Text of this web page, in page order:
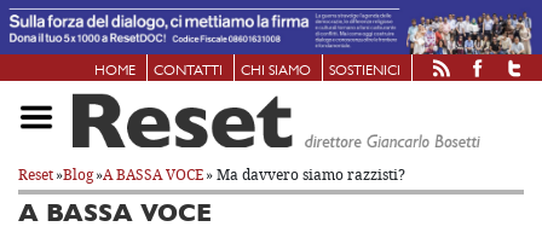
HOME CONTATTI CHI SIAMO SOSTIENICI
Reset»Blog»A BASSA VOCE» Ma davvero siamo razzisti?
A BASSA VOCE